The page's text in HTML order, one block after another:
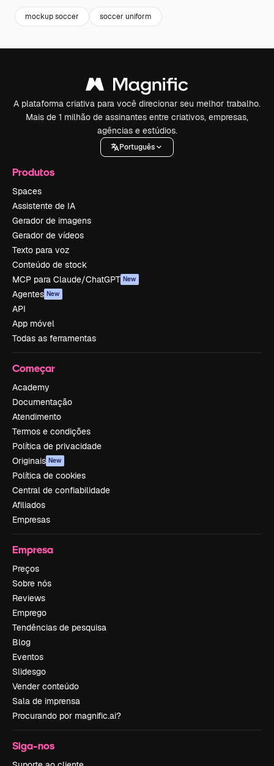
mockup soccer soccer uniform
A plataforma criativa para você direcionar seu melhor trabalho.
Mais de 1 milhão de assinantes entre criativos, empresas,
agências e estúdios.
Português
Produtos
Spaces
Assistente de IA
Gerador de imagens
Gerador de vídeos
Texto para voz
Conteúdo de stock
MCP para Claude/ChatGPT New
Agentes New
API
App móvel
Todas as ferramentas
Começar
Academy
Documentação
Atendimento
Termos e condições
Política de privacidade
Originais New
Política de cookies
Central de confiabilidade
Afiliados
Empresas
Empresa
Preços
Sobre nós
Reviews
Emprego
Tendências de pesquisa
Blog
Eventos
Slidesgo
Vender conteúdo
Sala de imprensa
Procurando por magnific.ai?
Siga-nos